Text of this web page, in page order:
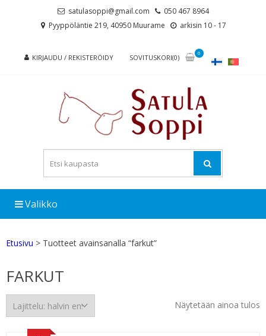
satulasoppi@gmail.com
050 467 8964
Pyyppöläntie 219, 40950 Muurame
arkisin 10 - 17
KIRJAUDU / REKISTERÖIDY SOVITUSKORI(0)
0
Valikko
Etusivu > Tuotteet avainsanalla “farkut”
FARKUT
Näytetään ainoa tulos